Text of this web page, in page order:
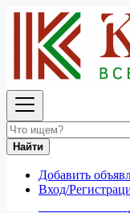
Найти
Добавить
Вход/
Разное
Все
Разное
Личные вещи